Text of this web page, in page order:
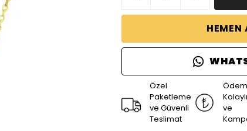
HEMEN
Özel
Paketleme
ve Güvenli
Teslimat
ve